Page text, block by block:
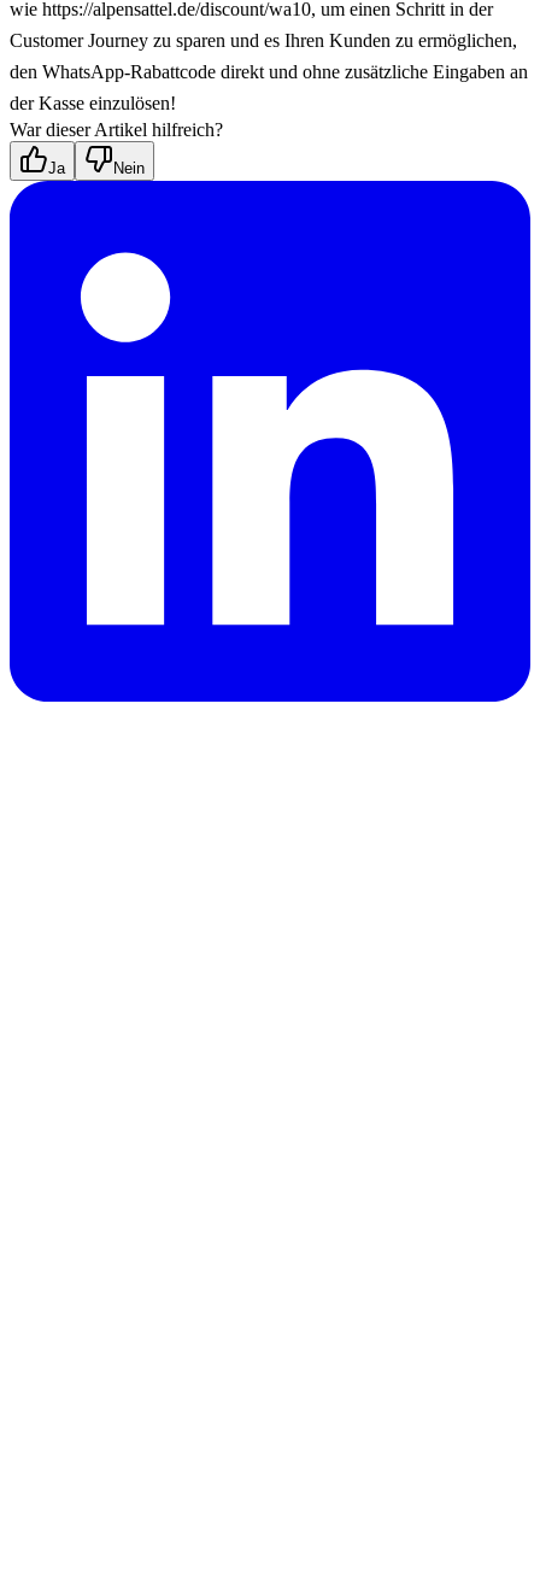
wie https://alpensattel.de/discount/wa10, um einen Schritt in der
Customer Journey zu sparen und es Ihren Kunden zu ermöglichen,
den WhatsApp-Rabattcode direkt und ohne zusätzliche Eingaben an
der Kasse einzulösen!
War dieser Artikel hilfreich?
Ja Nein